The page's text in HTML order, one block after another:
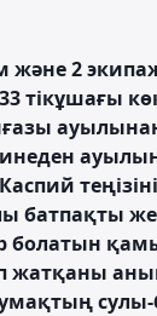
және 2
тікұшағы
батпақты
болатын
жатқаны